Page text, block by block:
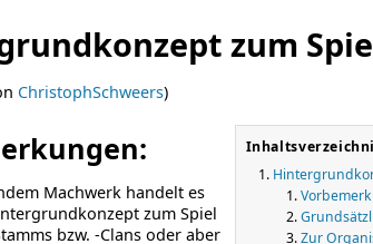
zum
ChristophSchweers)
Zur
Machwerk handelt es
zum Spiel
bzw. -Clans oder aber